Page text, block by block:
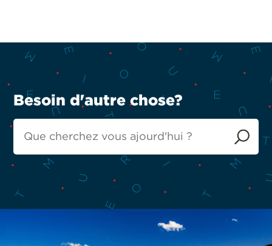
Besoin d'autre chose?